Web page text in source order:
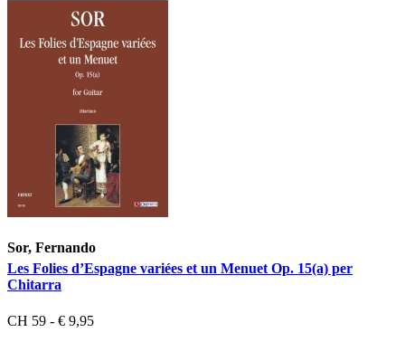
Sor, Fernando
Les Folies d’Espagne variées et un Menuet Op. 15(a) per
Chitarra
CH 59 - € 9,95